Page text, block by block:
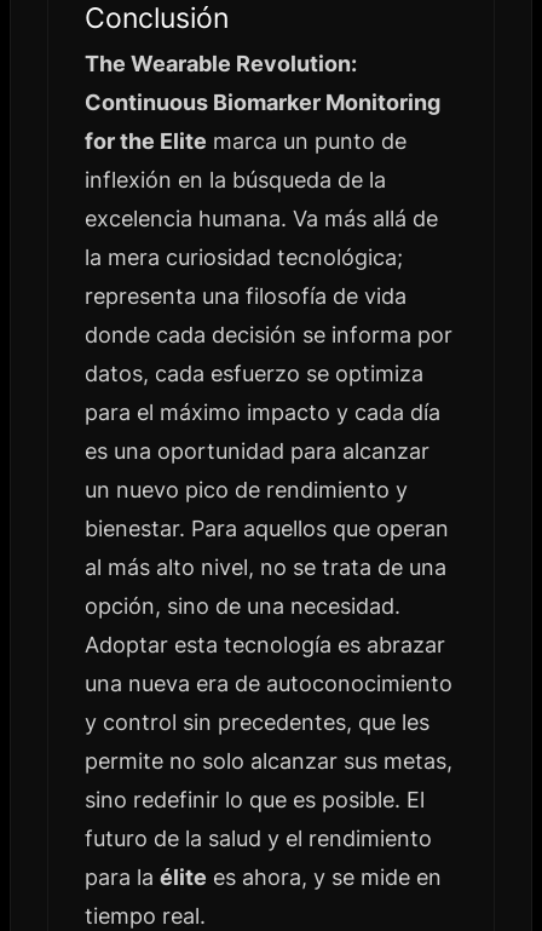
Conclusión
The Wearable Revolution:
Continuous Biomarker Monitoring
for the Elite marca un punto de
inflexión en la búsqueda de la
excelencia humana. Va más allá de
la mera curiosidad tecnológica;
representa una filosofía de vida
donde cada decisión se informa por
datos, cada esfuerzo se optimiza
para el máximo impacto y cada día
es una oportunidad para alcanzar
un nuevo pico de rendimiento y
bienestar. Para aquellos que operan
al más alto nivel, no se trata de una
opción, sino de una necesidad.
Adoptar esta tecnología es abrazar
una nueva era de autoconocimiento
y control sin precedentes, que les
permite no solo alcanzar sus metas,
sino redefinir lo que es posible. El
futuro de la salud y el rendimiento
para la élite es ahora, y se mide en
tiempo real.